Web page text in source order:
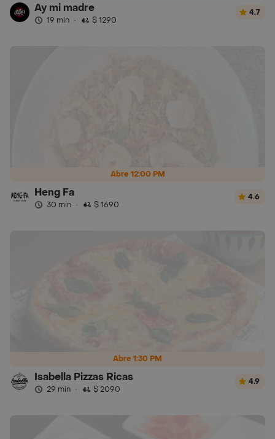
Ay mi madre
19 min · $ 1290
4.7
Abre 12:00 PM
Heng Fa
30 min · $ 1690
4.6
Abre 1:30 PM
Isabella Pizzas Ricas
29 min · $ 2090
4.9